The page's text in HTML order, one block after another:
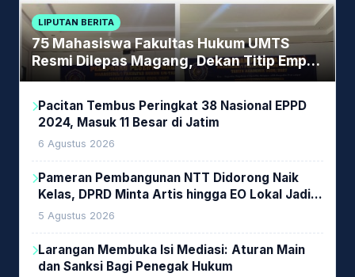
LIPUTAN BERITA
75 Mahasiswa Fakultas Hukum UMTS
Resmi Dilepas Magang, Dekan Titip Empat
Pesan Penting
Pacitan Tembus Peringkat 38 Nasional EPPD
2024, Masuk 11 Besar di Jatim
6 Agustus 2026
Pameran Pembangunan NTT Didorong Naik
Kelas, DPRD Minta Artis hingga EO Lokal Jadi
Prioritas
5 Agustus 2026
Larangan Membuka Isi Mediasi: Aturan Main
dan Sanksi Bagi Penegak Hukum